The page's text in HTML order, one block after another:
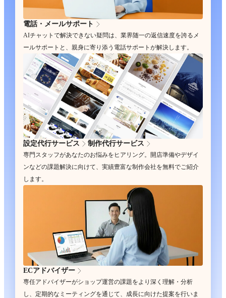
電話・メールサポート
AIチャットで解決できない疑問は、業界随一の返信速度を誇るメ
ールサポートと、親身に寄り添う電話サポートが解決します。
設定代行サービス 制作代行サービス
専門スタッフがあなたのお悩みをヒアリング。開店準備やデザイ
ンなどの課題解決に向けて、実績豊富な制作会社を無料でご紹介
します。
ECアドバイザー
専任アドバイザーがショップ運営の課題をより深く理解・分析
し、定期的なミーティングを通じて、成長に向けた提案を行いま